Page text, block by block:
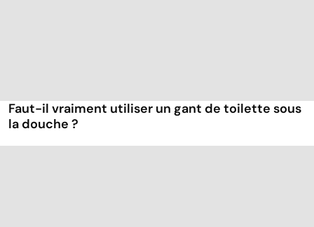
Faut-il vraiment utiliser un gant de toilette sous
la douche ?